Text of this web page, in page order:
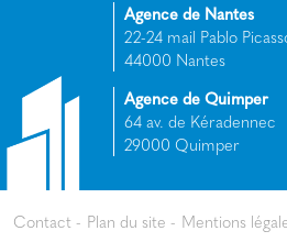
Agence de Nantes
22-24 mail Pablo
44000 Nantes
Agence de Quimper
64 av. de Kéradennec
29000 Quimper
Contact Plan du site Mentions